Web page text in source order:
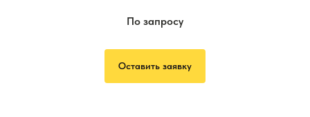
По запросу
Оставить заявку